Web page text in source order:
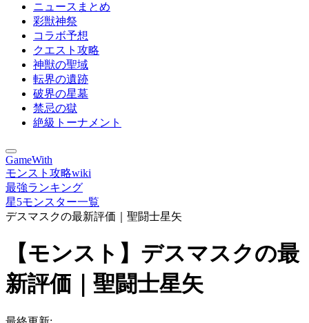
ニュースまとめ
彩獣神祭
コラボ予想
クエスト攻略
神獣の聖域
転界の遺跡
破界の星墓
禁忌の獄
絶級トーナメント
GameWith
モンスト攻略wiki
最強ランキング
星5モンスター一覧
デスマスクの最新評価｜聖闘士星矢
【モンスト】デスマスクの最
新評価｜聖闘士星矢